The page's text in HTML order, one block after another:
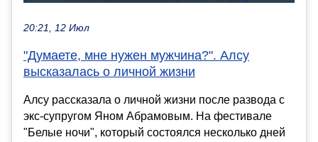
20:21, 12 Июл
"Думаете, мне нужен мужчина?". Алсу
высказалась о личной жизни
Алсу рассказала о личной жизни после развода с
экс-супругом Яном Абрамовым. На фестивале
"Белые ночи", который состоялся несколько дней